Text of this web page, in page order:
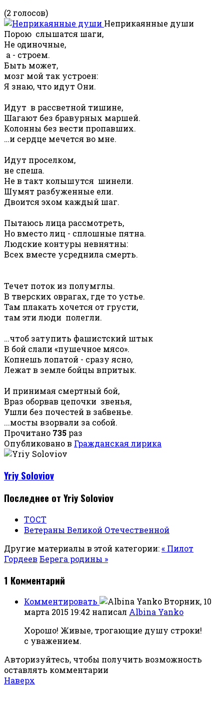
(2 голосов)
Неприкаянные души
Порою слышатся шаги,
Не одиночные,
а - строем.
Быть может,
мозг мой так устроен:
Я знаю, что идут Они.
Идут в рассветной тишине,
Шагают без бравурных маршей.
Колонны без вести пропавших.
…и сердце мечется во мне.
Идут проселком,
не спеша.
Не в такт колышутся шинели.
Шумят разбуженные ели.
Двоится эхом каждый шаг.
Пытаюсь лица рассмотреть,
Но вместо лиц - сплошные пятна.
Людские контуры невнятны:
Всех вместе усреднила смерть.
Течет поток из полумглы.
В тверских оврагах, где то устье.
Там плакать хочется от грусти,
там эти люди полегли.
…чтоб затупить фашистский штык
В бой слали «пушечное мясо».
Копнешь лопатой - сразу ясно,
Лежат в земле бойцы впритык.
И принимая смертный бой,
Враз оборвав цепочки звенья,
Ушли без почестей в забвенье.
...мосты взорвали за собой.
Прочитано 735 раз
Опубликовано в Гражданская лирика
Yriy Soloviov
Последнее от Yriy Soloviov
ТОСТ
Ветераны Великой Отечественной
Другие материалы в этой категории:« Пилот
Гордеев Берега родины »
1 Комментарий
Комментировать
Вторник, 10
марта 2015 19:42 написал Albina Yanko
Хорошо! Живые, трогающие душу строки!
с уважением.
Авторизуйтесь, чтобы получить возможность
оставлять комментарии
Наверх